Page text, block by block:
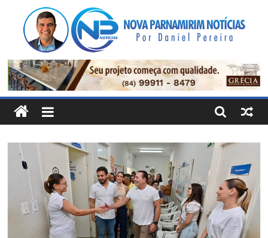
conteúdo
Nova
Parnamirim
Notícias
Por
Daniel
Pereira